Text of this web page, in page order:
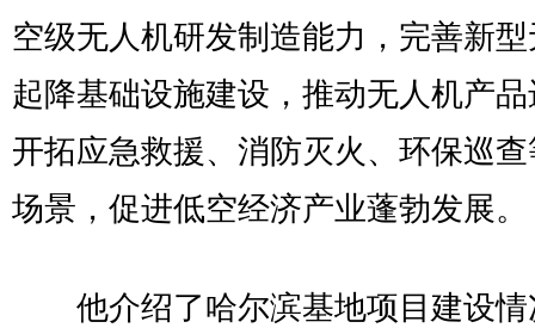
空级无人机研发制造能力，完善新
起降基础设施建设，推动无人机产
开拓应急救援、消防灭火、环保巡
场景，促进低空经济产业蓬勃发展。
他介绍了哈尔滨基地项目建设情